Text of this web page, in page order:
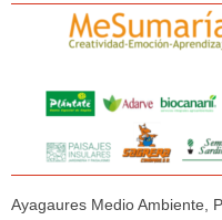
Ayagaures Medio Ambiente,